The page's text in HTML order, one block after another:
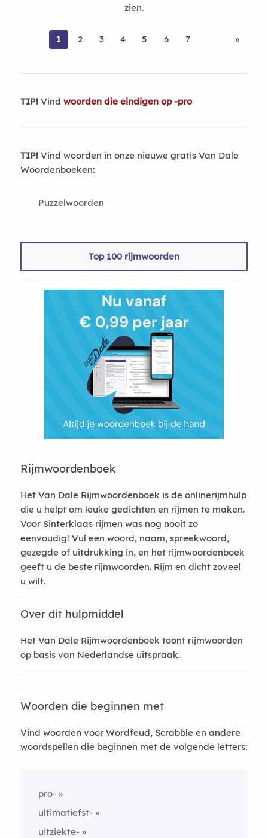
zien.
1 2 3 4 5 6 7 »
TIP!Vind woorden die eindigen op -pro
TIP!Vind woorden in onze nieuwe gratis Van Dale
Woordenboeken:
Puzzelwoorden
Top 100 rijmwoorden
Rijmwoordenboek
Het Van Dale Rijmwoordenboek is de onlinerijmhulp
die u helpt om leuke gedichten en rijmen te maken.
Voor Sinterklaas rijmen was nog nooit zo
eenvoudig! Vul een woord, naam, spreekwoord,
gezegde of uitdrukking in, en het rijmwoordenboek
geeft u de beste rijmwoorden. Rijm en dicht zoveel
u wilt.
Over dit hulpmiddel
Het Van Dale Rijmwoordenboek toont rijmwoorden
op basis van Nederlandse uitspraak.
Woorden die beginnen met
Vind woorden voor Wordfeud, Scrabble en andere
woordspellen die beginnen met de volgende letters:
pro-
ultimatiefst-
uitziekte-